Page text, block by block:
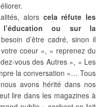
alorscela réfute les
ou sur la
d’être cadré, sinon il
coeur », « reprenez du
vous des Autres », « Les
la conversation »… Tous
avons hérité dans nos
lire dans les magazines à